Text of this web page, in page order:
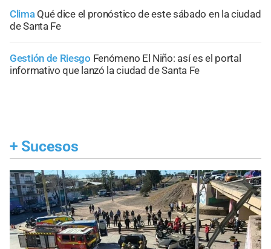
Clima Qué dice el pronóstico de este sábado en la ciudad
de Santa Fe
Gestión de Riesgo Fenómeno El Niño: así es el portal
informativo que lanzó la ciudad de Santa Fe
+ Sucesos